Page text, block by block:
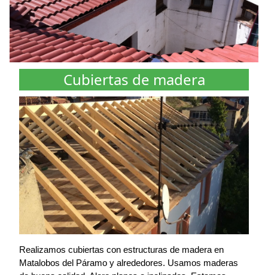
Cubiertas de madera
Realizamos cubiertas con estructuras de madera en
Matalobos del Páramo y alrededores. Usamos maderas